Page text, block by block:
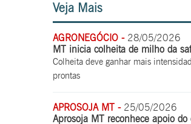
Veja Mais
AGRONEGÓCIO -28/05/2026
MT inicia colheita de milho da
Colheita deve ganhar mais
prontas
APROSOJA MT -25/05/2026
Aprosoja MT reconhece apoio